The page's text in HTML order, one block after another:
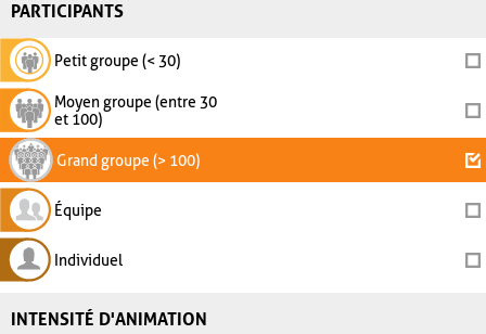
PARTICIPANTS
Petit groupe (< 30)
Moyen groupe (entre 30
et 100)
Grand groupe (> 100)
Équipe
Individuel
INTENSITÉ D'ANIMATION